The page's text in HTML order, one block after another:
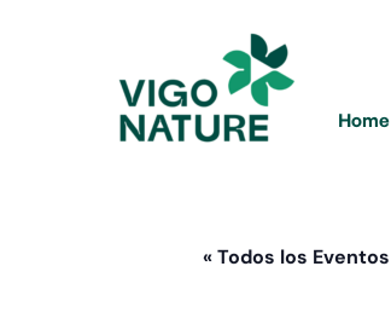
Home
« Todos los Eventos